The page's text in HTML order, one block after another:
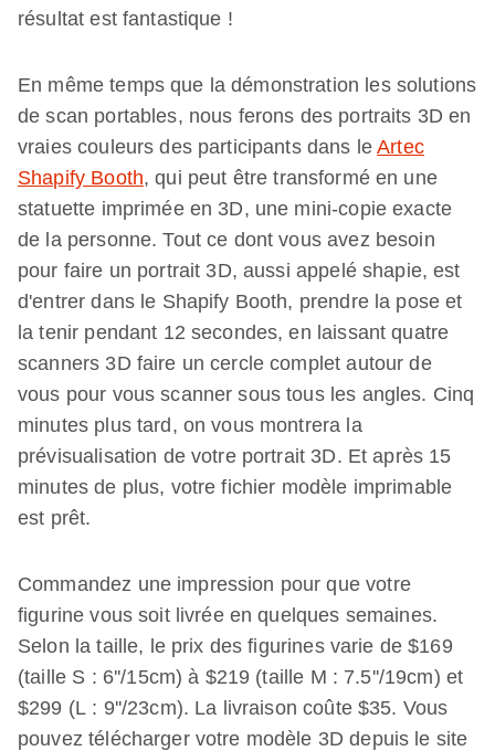
résultat est fantastique !
En même temps que la démonstration les solutions
de scan portables, nous ferons des portraits 3D en
vraies couleurs des participants dans leArtec
Shapify Booth, qui peut être transformé en une
statuette imprimée en 3D, une mini-copie exacte
de la personne. Tout ce dont vous avez besoin
pour faire un portrait 3D, aussi appelé shapie, est
d'entrer dans le Shapify Booth, prendre la pose et
la tenir pendant 12 secondes, en laissant quatre
scanners 3D faire un cercle complet autour de
vous pour vous scanner sous tous les angles. Cinq
minutes plus tard, on vous montrera la
prévisualisation de votre portrait 3D. Et après 15
minutes de plus, votre fichier modèle imprimable
est prêt.
Commandez une impression pour que votre
figurine vous soit livrée en quelques semaines.
Selon la taille, le prix des figurines varie de $169
(taille S : 6''/15cm) à $219 (taille M : 7.5''/19cm) et
$299 (L : 9''/23cm). La livraison coûte $35. Vous
pouvez télécharger votre modèle 3D depuis le site